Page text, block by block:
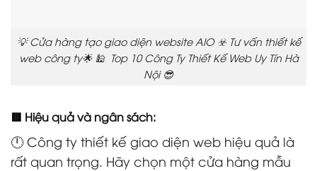
💡 Cửa hàng tạo giao diện website AIO ☣️ Tư vấn thiết kế
web công ty🌟 🕌 Top 10 Công Ty Thiết Kế Web Uy Tín Hà
Nội 😎
🟥 Hiệu quả và ngân sách:
🕛 Công ty thiết kế giao diện web hiệu quả là
rất quan trọng. Hãy chọn một cửa hàng mẫu